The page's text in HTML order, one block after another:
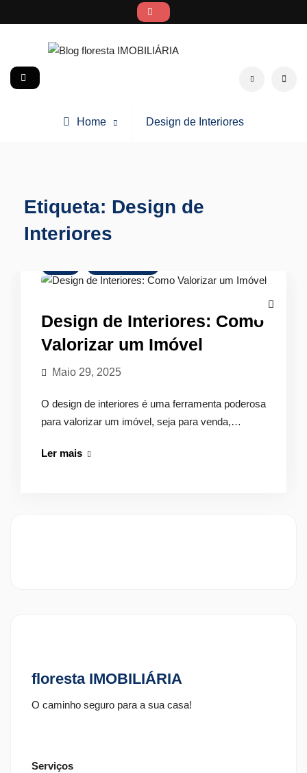
to
Blog floresta IMOBILIÁRIA Search social
Home
Posts
Design de Interiores
Etiqueta: Design de
Interiores
Design de Interiores: Como
Valorizar um Imóvel
Maio 29, 2025
O design de interiores é uma ferramenta poderosa
para valorizar um imóvel, seja para venda,…
Ler maisDesign
floresta IMOBILIÁRIA
O caminho seguro para a sua casa!
Serviços